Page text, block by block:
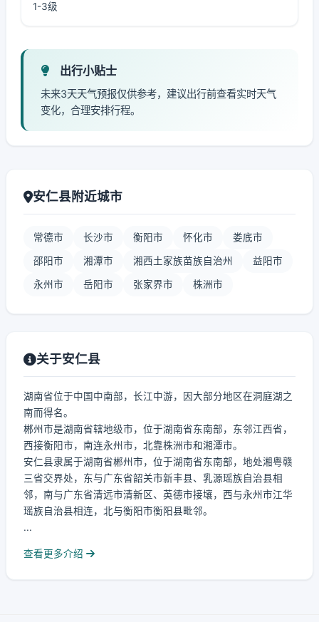
1-3级
出行小贴士
未来3天天气预报仅供参考，建议出行前查看实时天气
变化，合理安排行程。
安仁县附近城市
常德市 长沙市 衡阳市 怀化市 娄底市
邵阳市 湘潭市 湘西土家族苗族自治州 益阳市
永州市 岳阳市 张家界市 株洲市
关于安仁县
湖南省位于中国中南部，长江中游，因大部分地区在洞庭湖之
南而得名。
郴州市是湖南省辖地级市，位于湖南省东南部，东邻江西省，
西接衡阳市，南连永州市，北靠株洲市和湘潭市。
安仁县隶属于湖南省郴州市，位于湖南省东南部，地处湘粤赣
三省交界处，东与广东省韶关市新丰县、乳源瑶族自治县相
邻，南与广东省清远市清新区、英德市接壤，西与永州市江华
瑶族自治县相连，北与衡阳市衡阳县毗邻。
...
查看更多介绍